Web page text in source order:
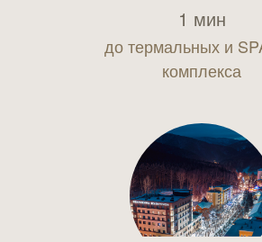
1 мин
до термальных и
комплекса